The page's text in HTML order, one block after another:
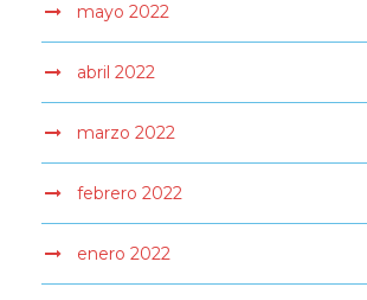
mayo 2022
abril 2022
marzo 2022
febrero 2022
enero 2022